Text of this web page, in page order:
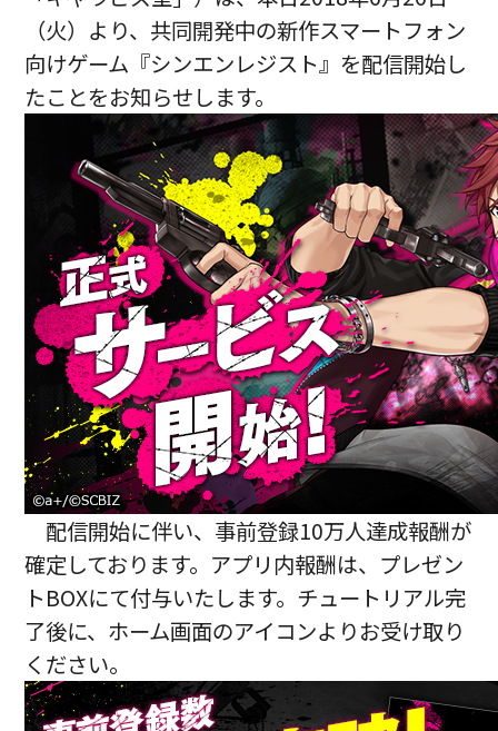
（火）より、共同開発中の新作スマートフォン
向けゲーム『シンエンレジスト』を配信開始し
たことをお知らせします。
配信開始に伴い、事前登録10万人達成報酬が
確定しております。アプリ内報酬は、プレゼン
トBOXにて付与いたします。チュートリアル完
了後に、ホーム画面のアイコンよりお受け取り
ください。